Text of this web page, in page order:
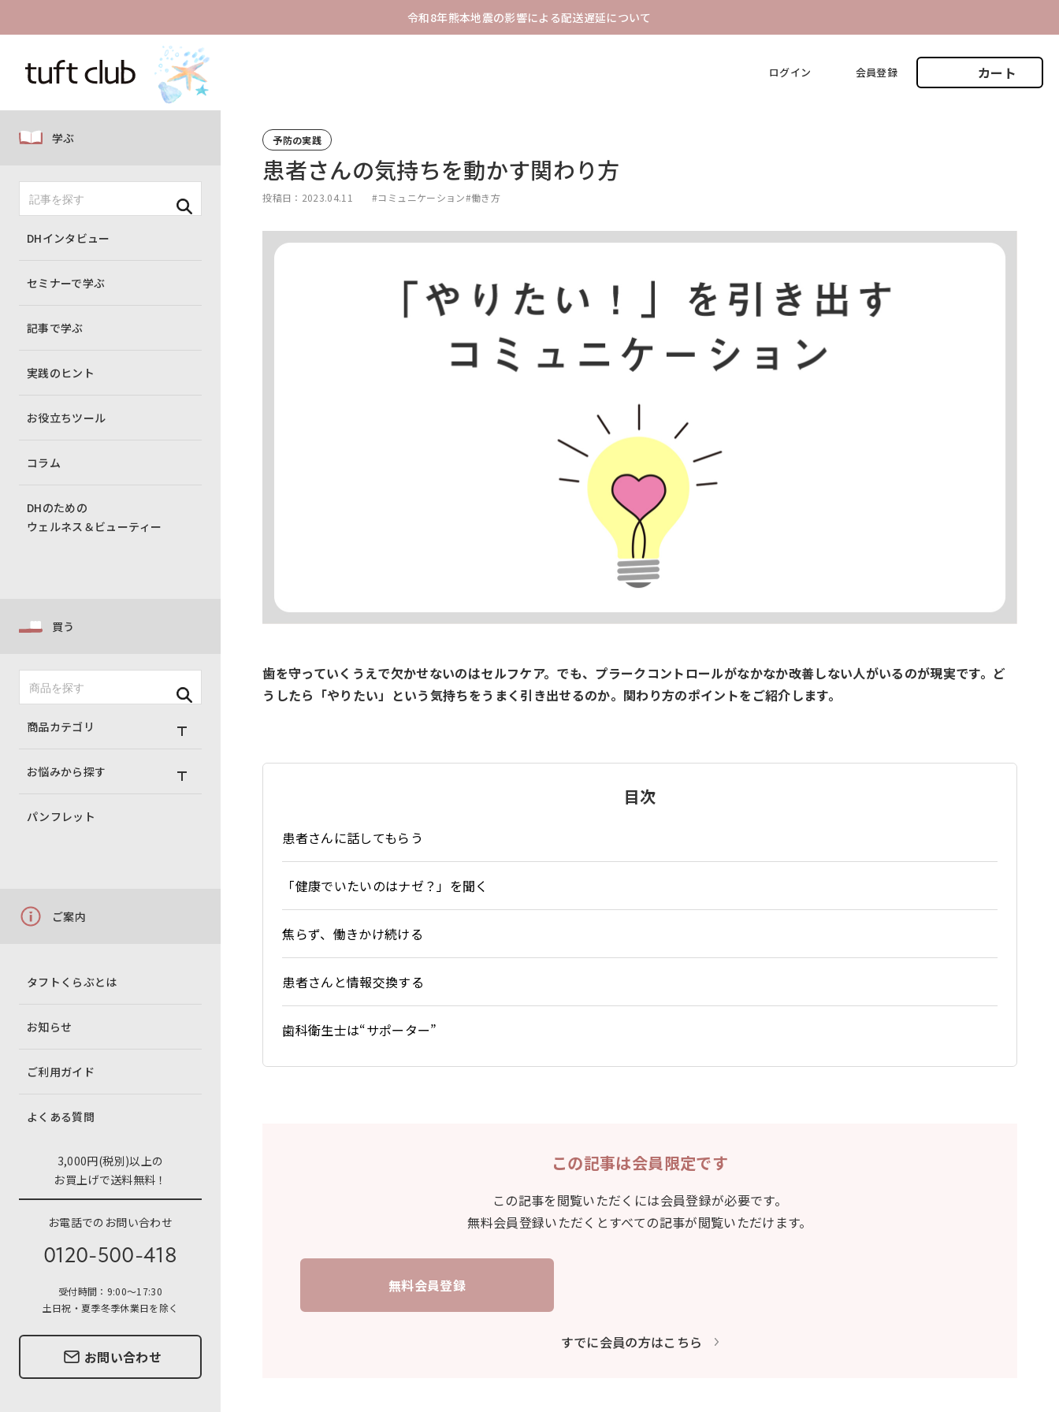
令和8年熊本地震の影響による配送遅延について
ログイン 会員登録 カート
学ぶ
DHインタビュー
セミナーで学ぶ
記事で学ぶ
実践のヒント
お役立ちツール
コラム
DHのための
ウェルネス＆ビューティー
買う
商品カテゴリ
お悩みから探す
パンフレット
ご案内
タフトくらぶとは
お知らせ
ご利用ガイド
よくある質問
3,000円(税別)以上の
お買上げで送料無料！
お電話でのお問い合わせ
0120-500-418
受付時間：9:00〜17:30
土日祝・夏季冬季休業日を除く
お問い合わせ
予防の実践
患者さんの気持ちを動かす関わり方
投稿日：2023.04.11 #コミュニケーション#働き方
歯を守っていくうえで欠かせないのはセルフケア。でも、プラークコントロールがなかなか改善しない人がいるのが現実です。ど
うしたら「やりたい」という気持ちをうまく引き出せるのか。関わり方のポイントをご紹介します。
目次
患者さんに話してもらう
「健康でいたいのはナゼ？」を聞く
焦らず、働きかけ続ける
患者さんと情報交換する
歯科衛生士は“サポーター”
この記事は会員限定です
この記事を閲覧いただくには会員登録が必要です。
無料会員登録いただくとすべての記事が閲覧いただけます。
無料会員登録
すでに会員の方はこちら